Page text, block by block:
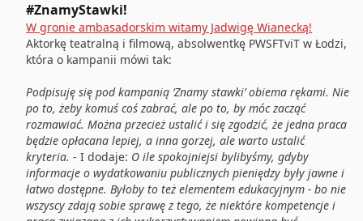
#ZnamyStawki!
W gronie ambasadorskim witamy Jadwigę Wianecką!
Aktorkę teatralną i filmową, absolwentkę PWSFTviT w Łodzi,
która o kampanii mówi tak:
Podpisuję się pod kampanią ‘Znamy stawki’ obiema rękami. Nie
po to, żeby komuś coś zabrać, ale po to, by móc zacząć
rozmawiać. Można przecież ustalić i się zgodzić, że jedna praca
będzie opłacana lepiej, a inna gorzej, ale warto ustalić
kryteria. - I dodaje: O ile spokojniejsi bylibyśmy, gdyby
informacje o wydatkowaniu publicznych pieniędzy były jawne i
łatwo dostępne. Byłoby to też elementem edukacyjnym - bo nie
wszyscy zdają sobie sprawę z tego, że niektóre kompetencje i